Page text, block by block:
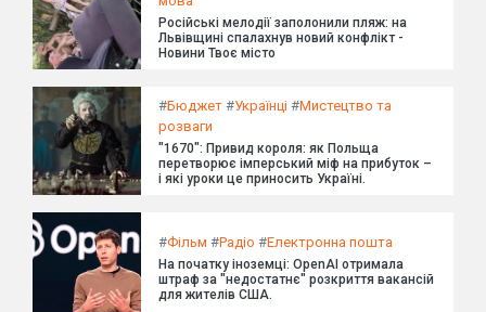
Російські мелодії заполонили пляж: на
Львівщині спалахнув новий конфлікт -
Новини Твоє місто
#Бюджет #Українці #Мистецтво та
розваги
"1670": Привид короля: як Польща
перетворює імперський міф на прибуток –
і які уроки це приносить Україні.
#Фільм #Радіо #Електронна пошта
На початку іноземці: OpenAI отримала
штраф за "недостатнє" розкриття вакансій
для жителів США.